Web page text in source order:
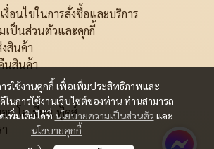
รใช้งานคุกกี้ เพื่อเพิ่มประสิทธิภาพและ
นการใช้งานเว็บไซต์ของท่าน ท่านสามารถ
เพิ่มเติมได้ที่ นโยบายความเป็นส่วนตัว และ
นโยบายคุกกี้
งื่อนไขในการสั่งซื้อและบริการ
เป็นส่วนตัวและคุกกี้
สินค้า
นสินค้า
ล โอเชี่ยน ฟู้ดส์